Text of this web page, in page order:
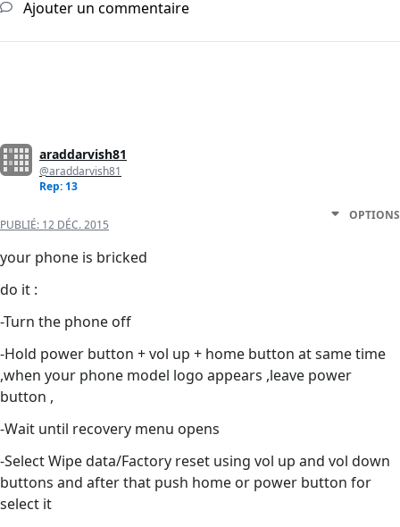
Ajouter un commentaire
araddarvish81
@araddarvish81
Rep: 13
PUBLIÉ: 12 DÉC. 2015
OPTIONS
your phone is bricked
do it :
-Turn the phone off
-Hold power button + vol up + home button at same time
,when your phone model logo appears ,leave power
button ,
-Wait until recovery menu opens
-Select Wipe data/Factory reset using vol up and vol down
buttons and after that push home or power button for
select it